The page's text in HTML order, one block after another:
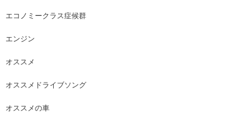
エコノミークラス症候群
エンジン
オススメ
オススメドライブソング
オススメの車